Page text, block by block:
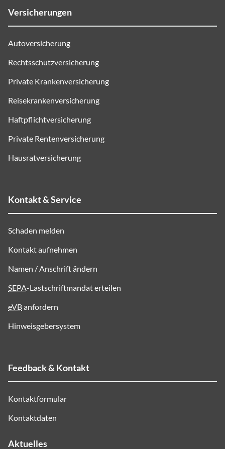
Versicherungen
Autoversicherung
Rechtsschutzversicherung
Private Krankenversicherung
Reisekrankenversicherung
Haftpflichtversicherung
Private Rentenversicherung
Hausratversicherung
Kontakt & Service
Schaden melden
Kontakt aufnehmen
Namen / Anschrift ändern
SEPA-Lastschriftmandat erteilen
eVBanfordern
Hinweisgebersystem
Feedback & Kontakt
Kontaktformular
Kontaktdaten
Aktuelles